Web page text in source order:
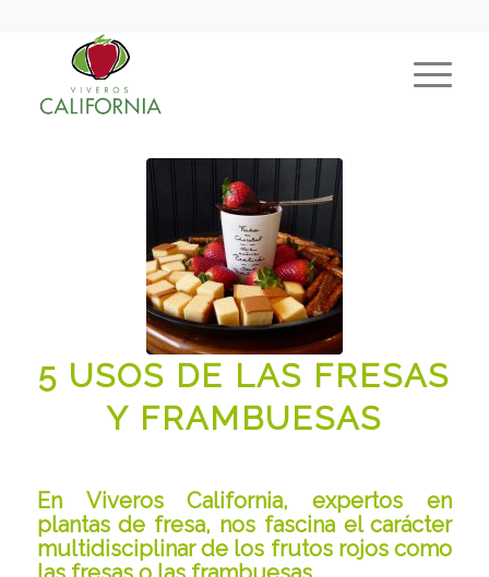
5 USOS DE LAS FRESAS
Y FRAMBUESAS
En Viveros California, expertos en
plantas de fresa, nos fascina el carácter
multidisciplinar de los frutos rojos como